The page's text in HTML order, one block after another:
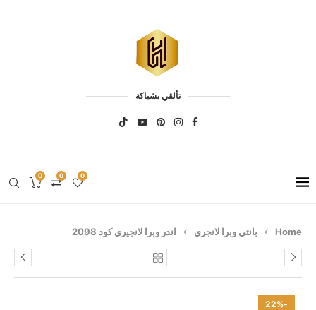
تألقي بشياكة
0 0 0
Home بانتي وبرا لانجري اندر وبرا لانجيري كود 2098
-22%